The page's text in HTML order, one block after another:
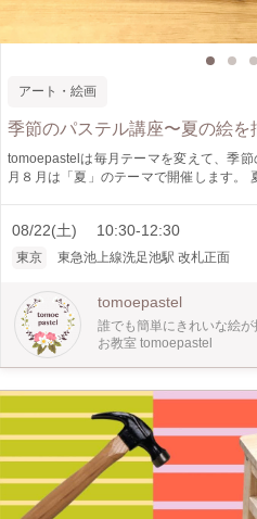
アート・絵画
季節のパステル講座〜夏の絵を
tomoepastelは毎月テーマを変えて、季
月８月は「夏」のテーマで開催します。 夏らしいモチーフ・型紙をたくさんご
スメのモチーフをご案内いたします。 〜夏のテーマの例〜 ・海 ・イルカ ・うみ
がめ ・くらげ ・ひまわり ・スイカ ・かき氷 ・
です。お子様からご年配の方まで一緒に
作品が作れるのが魅力のアートです。
方や絵が苦手な方でも簡単に絵を描くことができます。
に、参加者に自由にアレンジして表現し
タイル。 好きな場所に・好きな色で・
雰囲気を大切にしています。 初心者・はじめての方、歓迎！ 季節を感じなが
ら、今月も楽しい創作の時間を過ごしましょう。 ＊ ２時間で、
品を２枚〜３枚、お作りいただきます
す。 ＊ 大人の方はもちろん、小学生以
お子様の自由研究にもご利用ください♪
08/22(土) 10:30-12:30
東京 東急池上線洗足池駅 改札正面
tomoepastel
誰でも簡単にきれいな絵
お教室 tomoepastel